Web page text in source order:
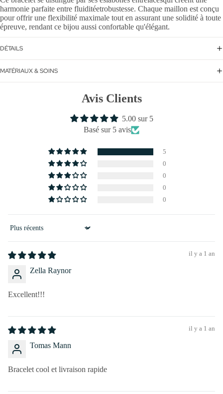
harmonie parfaite entre fluiditéetrobustesse. Chaque maillon est conçu
pour offrir une flexibilité maximale tout en assurant une solidité à toute
épreuve, rendant ce bijou aussi confortable qu'élégant.
DÉTAILS
MATÉRIAUX & SOINS
Avis Clients
5.00 sur 5
Basé sur 5 avis
5
0
0
0
0
Sort by
il y a 1 an
Zella Raynor
Excellent!!!
il y a 1 an
Tomas Mann
Bracelet cool et livraison rapide